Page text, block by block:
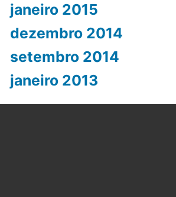
janeiro 2015
dezembro 2014
setembro 2014
janeiro 2013